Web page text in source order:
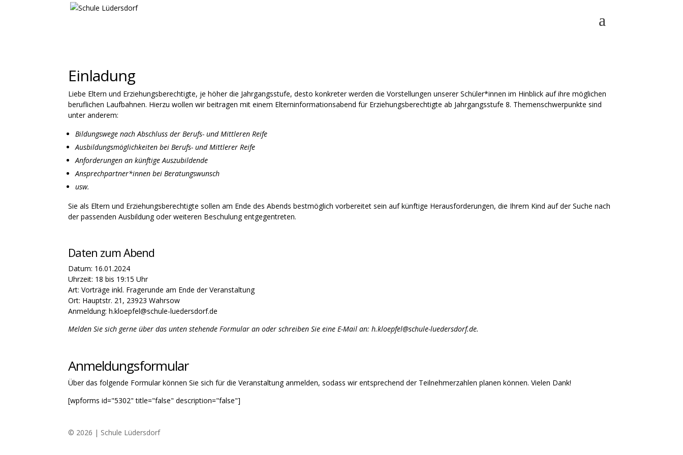
Einladung
Liebe Eltern und Erziehungsberechtigte, je höher die Jahrgangsstufe, desto konkreter werden die Vorstellungen unserer Schüler*innen im Hinblick auf ihre möglichen
beruflichen Laufbahnen. Hierzu wollen wir beitragen mit einem Elterninformationsabend für Erziehungsberechtigte ab Jahrgangsstufe 8. Themenschwerpunkte sind
unter anderem:
Bildungswege nach Abschluss der Berufs- und Mittleren Reife
Ausbildungsmöglichkeiten bei Berufs- und Mittlerer Reife
Anforderungen an künftige Auszubildende
Ansprechpartner*innen bei Beratungswunsch
usw.
Sie als Eltern und Erziehungsberechtigte sollen am Ende des Abends bestmöglich vorbereitet sein auf künftige Herausforderungen, die Ihrem Kind auf der Suche nach
der passenden Ausbildung oder weiteren Beschulung entgegentreten.
Daten zum Abend
Datum: 16.01.2024
Uhrzeit: 18 bis 19:15 Uhr
Art: Vorträge inkl. Fragerunde am Ende der Veranstaltung
Ort: Hauptstr. 21, 23923 Wahrsow
Anmeldung:h.kloepfel@schule-luedersdorf.de
Melden Sie sich gerne über das unten stehende Formular an oder schreiben Sie eine E-Mail an:h.kloepfel@schule-luedersdorf.de.
Anmeldungsformular
Über das folgende Formular können Sie sich für die Veranstaltung anmelden, sodass wir entsprechend der Teilnehmerzahlen planen können. Vielen Dank!
[wpforms id="5302" title="false" description="false"]
© 2026 | Schule Lüdersdorf